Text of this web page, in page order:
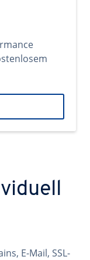
E-Mail, SSL-